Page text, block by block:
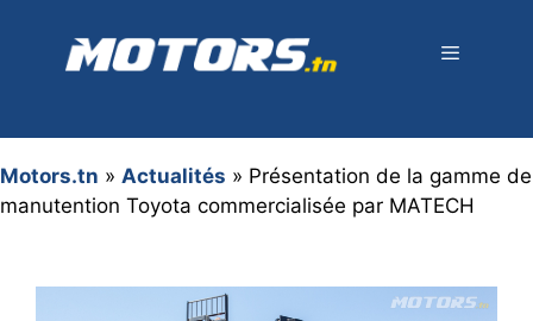
contenu
Motors.tn » Actualités » Présentation de la gamme de
manutention Toyota commercialisée par MATECH